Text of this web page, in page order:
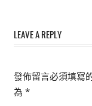
人
能
上
LEAVE A REPLY
發佈留言必須填寫
為 *